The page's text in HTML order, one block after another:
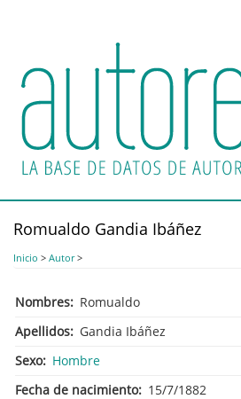
principal
Romualdo Gandia Ibáñez
Inicio > Autor>
Nombres
Romualdo
Apellidos
Gandia Ibáñez
Sexo
Hombre
Fecha de nacimiento
15/7/1882